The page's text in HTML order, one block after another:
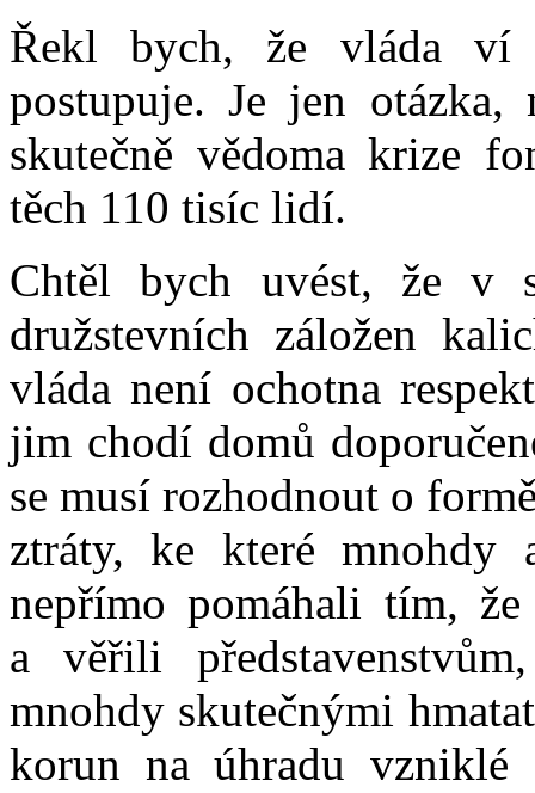
Řekl bych, že vláda
postupuje. Je jen
skutečně vědoma krize
těch 110 tisíc lidí.
Chtěl bych uvést, že v
družstevních záložen
vláda není ochotna
jim chodí domů
se musí rozhodnout o
ztráty, ke které mnohdy
nepřímo pomáhali tím,
a věřili
mnohdy skutečnými
korun na úhradu